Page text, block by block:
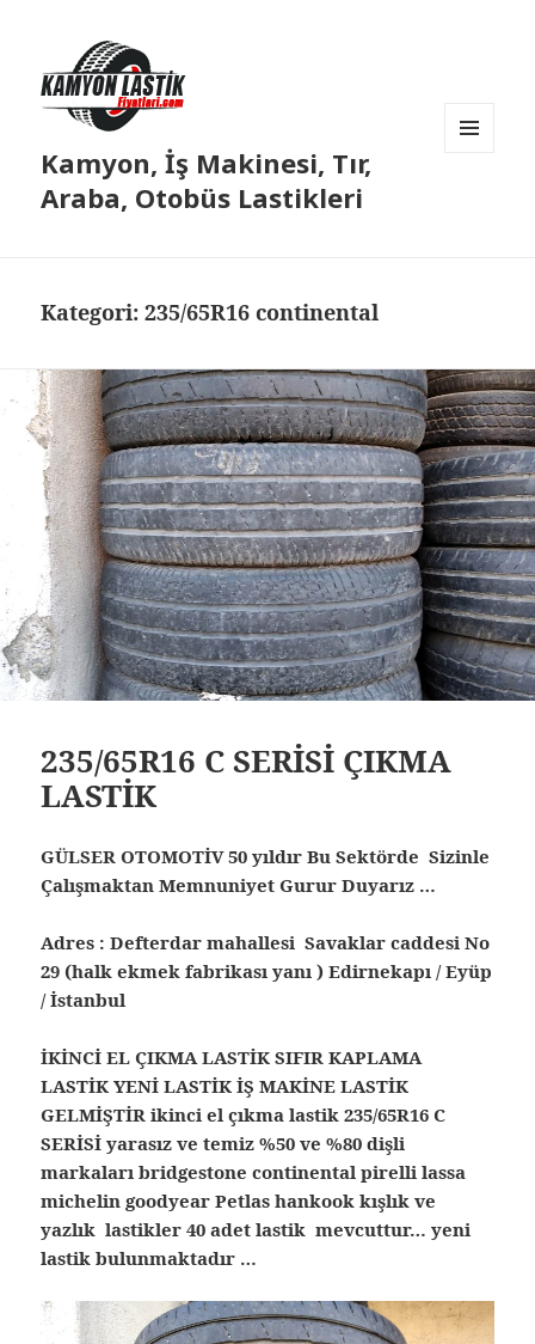
Kamyon, İş Makinesi, Tır,
Araba, Otobüs Lastikleri
Kategori:235/65R16 continental
235/65R16 C SERİSİ ÇIKMA
LASTİK
GÜLSER OTOMOTİV 50 yıldır Bu Sektörde Sizinle
Çalışmaktan Memnuniyet Gurur Duyarız …
Adres : Defterdar mahallesi Savaklar caddesi No
29 (halk ekmek fabrikası yanı ) Edirnekapı / Eyüp
/ İstanbul
İKİNCİ EL ÇIKMA LASTİK SIFIR KAPLAMA
LASTİK YENİ LASTİK İŞ MAKİNE LASTİK
GELMİŞTİR ikinci el çıkma lastik 235/65R16 C
SERİSİ yarasız ve temiz %50 ve %80 dişli
markaları bridgestone continental pirelli lassa
michelin goodyear Petlas hankook kışlık ve
yazlık lastikler 40 adet lastik mevcuttur… yeni
lastik bulunmaktadır …